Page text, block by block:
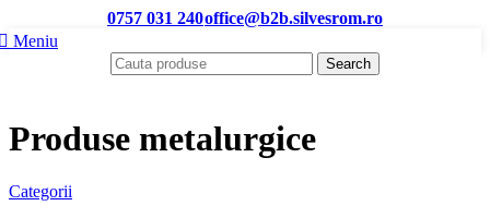
0757 031 240office@b2b.silvesrom.ro
Meniu
Search
Produse metalurgice
Categorii